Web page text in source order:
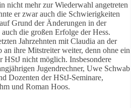
nicht mehr zur Wiederwahl angetreten
er zwar auch die Schwierigkeiten
Grund der Änderungen in der
die großen Erfolge der Hess.
Jahrzehnten mit Claudia an der
an ihre Mitstreiter weiter, denn ohne ein
HStJ nicht möglich. Insbesondere
Jugendrechner, Uwe Schwab
Dozenten der HStJ-Seminare,
und Roman Hoos.